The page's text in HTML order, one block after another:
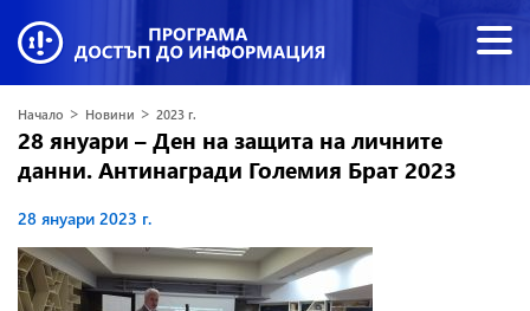
Начало > Новини > 2023 г.
28 януари – Ден на защита на личните
данни. Антинагради Големия Брат 2023
28 януари 2023 г.